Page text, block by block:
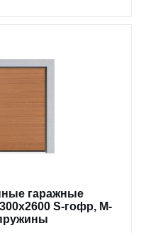
гаражные
S-гофр, M-